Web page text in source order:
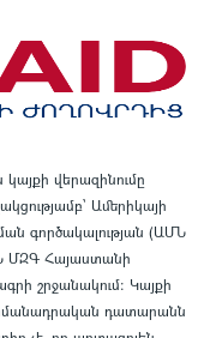
վերազինումը
Ամերիկայի
գործակալության (ԱՄՆ
ՄԶԳ Հայաստանի
շրջանակում: Կայքի
դատարանն